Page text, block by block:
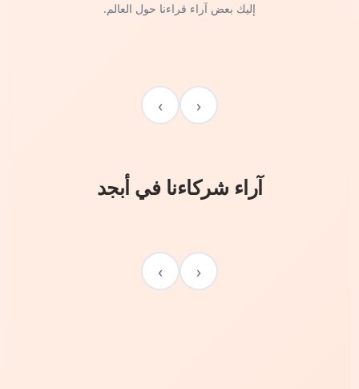
إليك بعض آراء قراءنا حول العالم.
‹
›
آراء شركاءنا في أبجد
‹
›